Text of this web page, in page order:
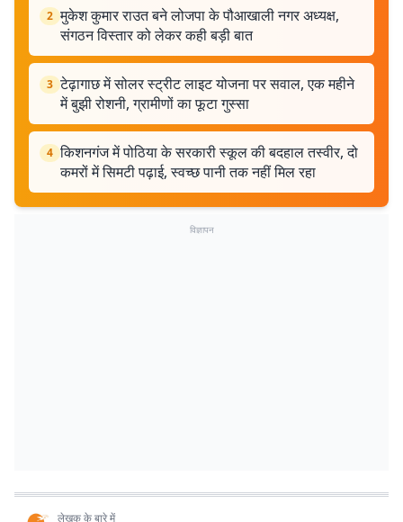
2 मुकेश कुमार राउत बने लोजपा के पौआखाली नगर अध्यक्ष,
संगठन विस्तार को लेकर कही बड़ी बात
3 टेढ़ागाछ में सोलर स्ट्रीट लाइट योजना पर सवाल, एक महीने
में बुझी रोशनी, ग्रामीणों का फूटा गुस्सा
4 किशनगंज में पोठिया के सरकारी स्कूल की बदहाल तस्वीर, दो
कमरों में सिमटी पढ़ाई, स्वच्छ पानी तक नहीं मिल रहा
विज्ञापन
लेखक के बारे में